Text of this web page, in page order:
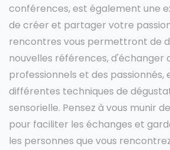
conférences, est également une
de créer et partager votre
rencontres vous permettront de
nouvelles références, d'échanger
professionnels et des passionnés,
différentes techniques de
sensorielle. Pensez à vous munir
pour faciliter les échanges et
les personnes que vous